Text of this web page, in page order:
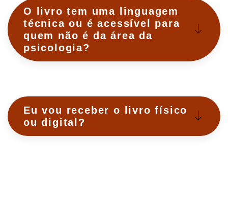
O livro tem uma linguagem
técnica ou é acessível para
quem não é da área da
psicologia?
Eu vou receber o livro físico
ou digital?